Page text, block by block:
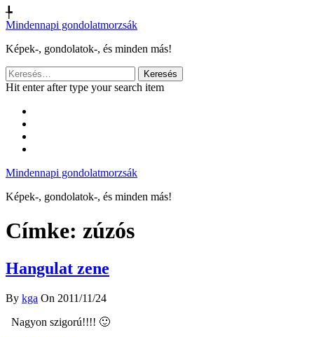
╄
Mindennapi gondolatmorzsák
Képek-, gondolatok-, és minden más!
Keresés:
Hit enter after type your search item
Mindennapi gondolatmorzsák
Képek-, gondolatok-, és minden más!
Címke: zúzós
Hangulat zene
By kga On 2011/11/24
Nagyon szigorú!!!! 🙂